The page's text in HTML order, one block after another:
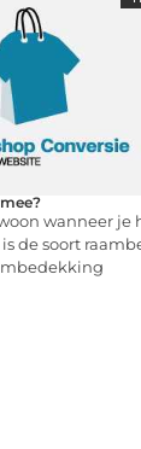
wanneer je
de soort